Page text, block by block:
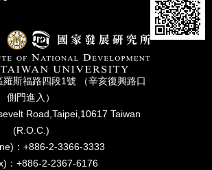
斯福路四段1號 （辛亥復興路⼝
側⾨進入）
Road,Taipei,10617 Taiwan
(R.O.C.)
：+886-2-3366-3333
：+886-2-2367-6176